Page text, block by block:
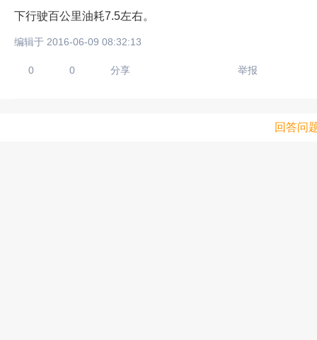
下行驶百公里油耗7.5左右。
编辑于 2016-06-09 08:32:13
0 0 分享 举报
回答问